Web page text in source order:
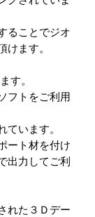
ることでジオ
けます。
す。
フトをご利用
います。
ート材を付け
出力してご利
れた３Ｄデー